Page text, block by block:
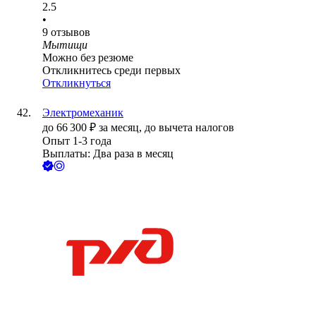
2.5
•
9 отзывов
Мытищи
Можно без резюме
Откликнитесь среди первых
Откликнуться
Электромеханик
до 66 300 ₽ за месяц, до вычета налогов
Опыт 1-3 года
Выплаты: Два раза в месяц